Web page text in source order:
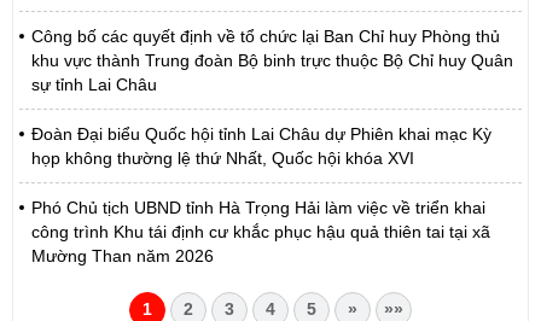
Công bố các quyết định về tổ chức lại Ban Chỉ huy Phòng thủ
khu vực thành Trung đoàn Bộ binh trực thuộc Bộ Chỉ huy Quân
sự tỉnh Lai Châu
Đoàn Đại biểu Quốc hội tỉnh Lai Châu dự Phiên khai mạc Kỳ
họp không thường lệ thứ Nhất, Quốc hội khóa XVI
Phó Chủ tịch UBND tỉnh Hà Trọng Hải làm việc về triển khai
công trình Khu tái định cư khắc phục hậu quả thiên tai tại xã
Mường Than năm 2026
1 2 3 4 5 » »»